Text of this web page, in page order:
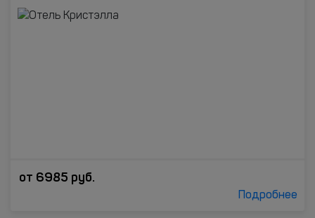
от 6985 руб.
Подробнее